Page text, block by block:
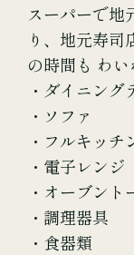
スーパーで地
り、地元寿司
の時間も わい
・ダイニング
・ソファ
・フルキッ
・電子レンジ
・オーブント
・調理器具
・食器類